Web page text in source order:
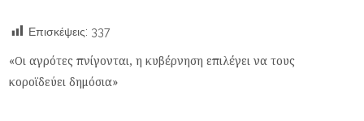
Επισκέψεις: 337
«Οι αγρότες πνίγονται, η κυβέρνηση επιλέγει να τους
κοροϊδεύει δημόσια»